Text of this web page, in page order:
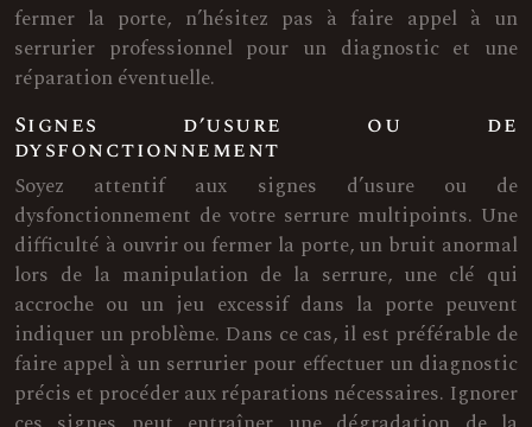
fermer la porte, n’hésitez pas à faire appel à un
serrurier professionnel pour un diagnostic et une
réparation éventuelle.
Signes d’usure ou de
dysfonctionnement
Soyez attentif aux signes d’usure ou de
dysfonctionnement de votre serrure multipoints. Une
difficulté à ouvrir ou fermer la porte, un bruit anormal
lors de la manipulation de la serrure, une clé qui
accroche ou un jeu excessif dans la porte peuvent
indiquer un problème. Dans ce cas, il est préférable de
faire appel à un serrurier pour effectuer un diagnostic
précis et procéder aux réparations nécessaires. Ignorer